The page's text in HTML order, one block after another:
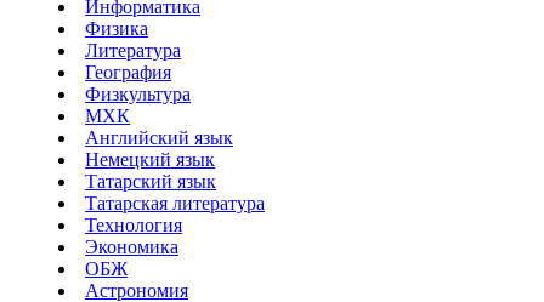
Информатика
Физика
Литература
География
Физкультура
МХК
Английский язык
Немецкий язык
Татарский язык
Татарская литература
Технология
Экономика
ОБЖ
Астрономия